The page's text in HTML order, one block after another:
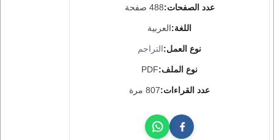
عدد الصفحات:488 صفحة
اللغة:العربية
نوع العمل:التراجم
نوع الملف:PDF
عدد القراءات:807 مرة